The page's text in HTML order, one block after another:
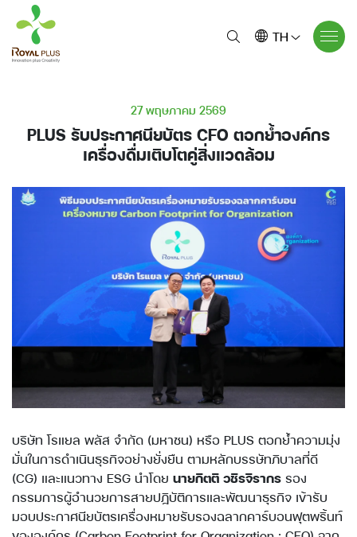
TH
27 พฤษภาคม 2569
PLUS รับประกาศนียบัตร CFO ตอกย้ำองค์กร
เครื่องดื่มเติบโตคู่สิ่งแวดล้อม
บริษัท โรแยล พลัส จำกัด (มหาชน) หรือ PLUS ตอกย้ำความมุ่ง
มั่นในการดำเนินธุรกิจอย่างยั่งยืน ตามหลักบรรษัทภิบาลที่ดี
(CG) และแนวทาง ESG นำโดย นายกิตติ วชิรจิรากร รอง
กรรมการผู้อำนวยการสายปฏิบัติการและพัฒนาธุรกิจ เข้ารับ
มอบประกาศนียบัตรเครื่องหมายรับรองฉลากคาร์บอนฟุตพริ้นท์